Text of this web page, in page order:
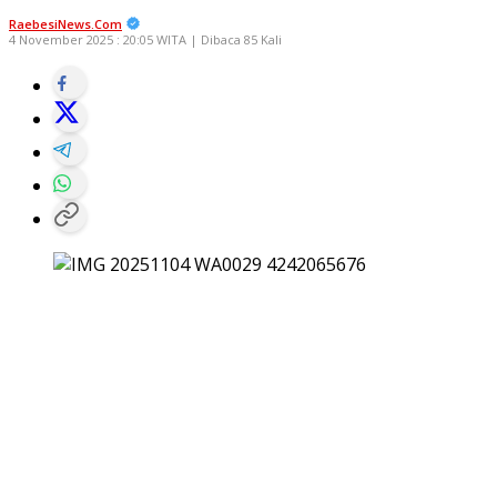
RaebesiNews.Com
4 November 2025 : 20:05 WITA | Dibaca 85 Kali